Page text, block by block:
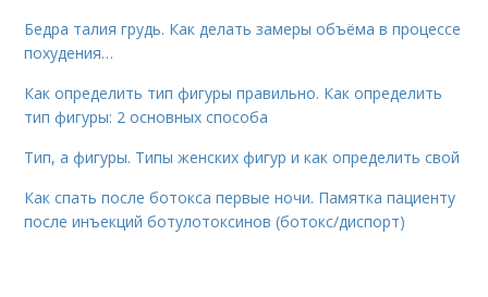
Бедра талия грудь. Как делать замеры объёма в процессе
похудения…
Как определить тип фигуры правильно. Как определить
тип фигуры: 2 основных способа
Тип, а фигуры. Типы женских фигур и как определить свой
Как спать после ботокса первые ночи. Памятка пациенту
после инъекций ботулотоксинов (ботокс/диспорт)